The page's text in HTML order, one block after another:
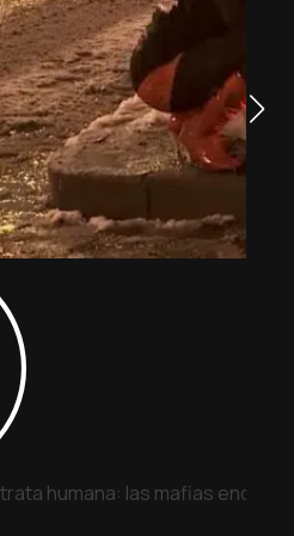
humana: las mafias